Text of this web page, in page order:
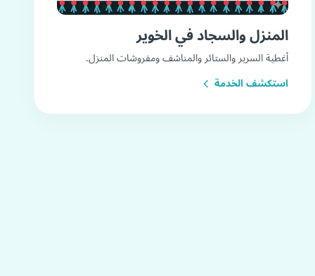
المنزل والسجاد في الخوير
أغطية السرير والستائر والمناشف ومفروشات المنزل.
استكشف الخدمة